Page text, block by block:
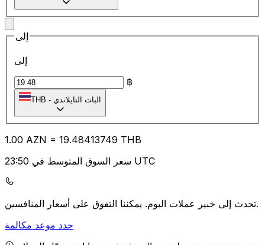
إلى
إلى
฿
THB - البات التايلاندي
1.00 AZN = 19.48413749 THB
سعر السوق المتوسط في 23:50 UTC
تحدث إلى خبير عملات اليوم.يمكننا التفوق على أسعار المنافسين.
حدد موعد مكالمة